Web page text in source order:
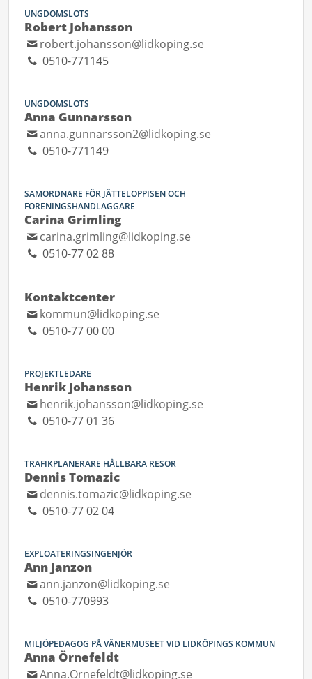
UNGDOMSLOTS
Robert Johansson
robert.johansson@lidkoping.se
0510-771145
UNGDOMSLOTS
Anna Gunnarsson
anna.gunnarsson2@lidkoping.se
0510-771149
SAMORDNARE FÖR JÄTTELOPPISEN OCH
FÖRENINGSHANDLÄGGARE
Carina Grimling
carina.grimling@lidkoping.se
0510-77 02 88
Kontaktcenter
kommun@lidkoping.se
0510-77 00 00
PROJEKTLEDARE
Henrik Johansson
henrik.johansson@lidkoping.se
0510-77 01 36
TRAFIKPLANERARE HÅLLBARA RESOR
Dennis Tomazic
dennis.tomazic@lidkoping.se
0510-77 02 04
EXPLOATERINGSINGENJÖR
Ann Janzon
ann.janzon@lidkoping.se
0510-770993
MILJÖPEDAGOG PÅ VÄNERMUSEET VID LIDKÖPINGS KOMMUN
Anna Örnefeldt
Anna.Ornefeldt@lidkoping.se